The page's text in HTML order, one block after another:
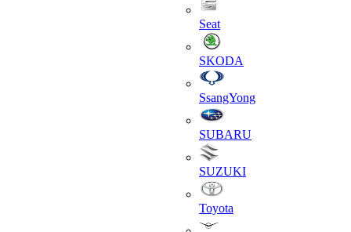
Seat
SKODA
SsangYong
SUBARU
SUZUKI
Toyota